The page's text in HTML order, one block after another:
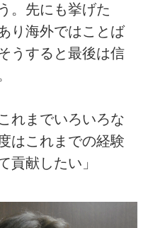
。先にも挙げた
り海外ではことば
うすると最後は信
れまでいろいろな
はこれまでの経験
貢献したい」